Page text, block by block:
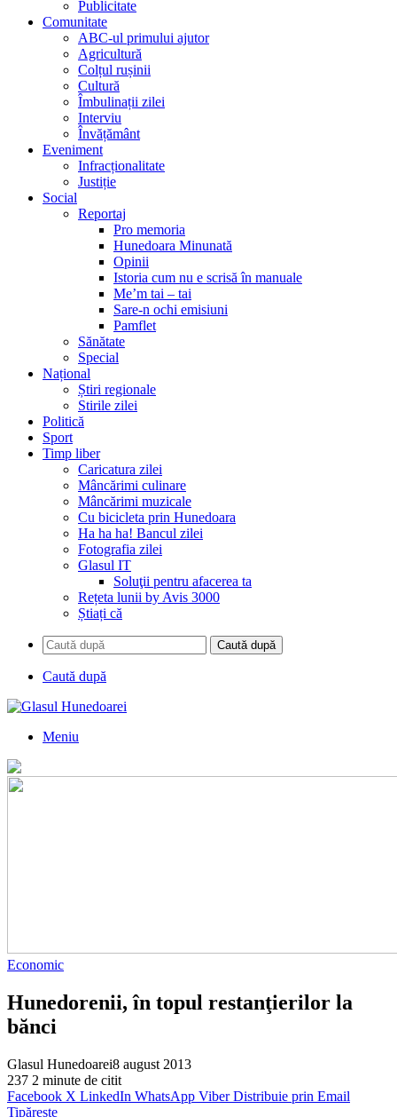
Publicitate
Comunitate
ABC-ul primului ajutor
Agricultură
Colțul rușinii
Cultură
Îmbulinații zilei
Interviu
Învățământ
Eveniment
Infracționalitate
Justiție
Social
Reportaj
Pro memoria
Hunedoara Minunată
Opinii
Istoria cum nu e scrisă în manuale
Me’m tai – tai
Sare-n ochi emisiuni
Pamflet
Sănătate
Special
Național
Știri regionale
Stirile zilei
Politică
Sport
Timp liber
Caricatura zilei
Mâncărimi culinare
Mâncărimi muzicale
Cu bicicleta prin Hunedoara
Ha ha ha! Bancul zilei
Fotografia zilei
Glasul IT
Soluţii pentru afacerea ta
Rețeta lunii by Avis 3000
Știați că
Caută după
Caută după
Meniu
Economic
Hunedorenii, în topul restanţierilor la
bănci
Glasul Hunedoarei8 august 2013
237 2 minute de citit
Facebook X LinkedIn WhatsApp Viber Distribuie prin Email
Tipărește